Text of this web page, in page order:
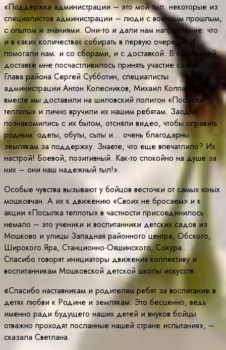
«Поддержка администрации – это мой тыл: некоторые из
специалистов администрации – люди с военным прошлым,
с опытом и знаниями. Они-то и дали нам направление: что
и в каких количествах собирать в первую очередь. И
помогали нам: и со сборами, и с доставкой. В последней
доставке мне посчастливилось принять участие самой.
Глава района Сергей Субботин, специалисты
администрации Антон Колесников, Михаил Колпакчи… –
вместе мы доставили на шиловский полигон «Посылки
теплоты» и лично вручили их нашим ребятам. Заодно
познакомились с их бытом, отсняли видео, чтобы оправить
родным: одеты, обуты, сыты и… очень благодарны
землякам за поддержку. Знаете, что еще впечатлило? Их
настрой! Боевой, позитивный. Как-то спокойно на душе за
них – они наш надежный тыл!».
Особые чувства вызывают у бойцов весточки от самых юных
мошковчан. А их к движению «Своих не бросаем» и к
акции «Посылка теплоты» в частности присоединилось
немало – это ученики и воспитанники детских садов из
Мошково и улицы Западная районного центра, Обского,
Широкого Яра, Станционно-Ояшинского, Сокура…
Спасибо говорят инициаторы движения коллективу и
воспитанникам Мошковской детской школы искусств.
«Спасибо наставникам и родителям ребят за воспитание в
детях любви к Родине и землякам. Это бесценно, ведь
именно ради будущего наших детей и внуков бойцы
отважно проходят посланные нашей стране испытания», –
сказала Светлана.